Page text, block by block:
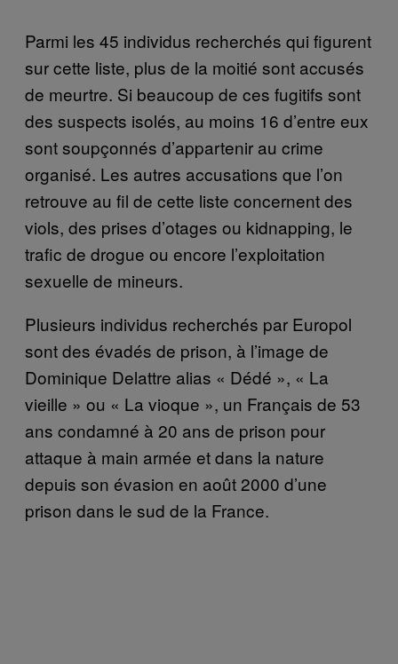
Parmi les 45 individus recherchés qui figurent
sur cette liste, plus de la moitié sont accusés
de meurtre. Si beaucoup de ces fugitifs sont
des suspects isolés, au moins 16 d’entre eux
sont soupçonnés d’appartenir au crime
organisé. Les autres accusations que l’on
retrouve au fil de cette liste concernent des
viols, des prises d’otages ou kidnapping, le
trafic de drogue ou encore l’exploitation
sexuelle de mineurs.
Plusieurs individus recherchés par Europol
sont des évadés de prison, à l’image de
Dominique Delattre alias « Dédé », « La
vieille » ou « La vioque », un Français de 53
ans condamné à 20 ans de prison pour
attaque à main armée et dans la nature
depuis son évasion en août 2000 d’une
prison dans le sud de la France.